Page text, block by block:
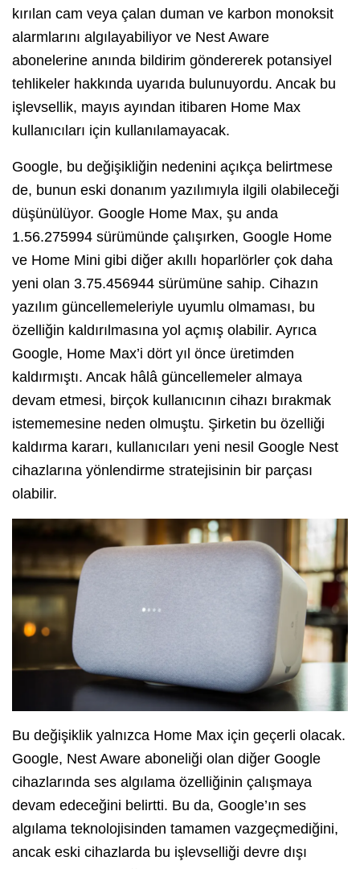
kırılan cam veya çalan duman ve karbon monoksit
alarmlarını algılayabiliyor ve Nest Aware
abonelerine anında bildirim göndererek potansiyel
tehlikeler hakkında uyarıda bulunuyordu. Ancak bu
işlevsellik, mayıs ayından itibaren Home Max
kullanıcıları için kullanılamayacak.
Google, bu değişikliğin nedenini açıkça belirtmese
de, bunun eski donanım yazılımıyla ilgili olabileceği
düşünülüyor. Google Home Max, şu anda
1.56.275994 sürümünde çalışırken, Google Home
ve Home Mini gibi diğer akıllı hoparlörler çok daha
yeni olan 3.75.456944 sürümüne sahip. Cihazın
yazılım güncellemeleriyle uyumlu olmaması, bu
özelliğin kaldırılmasına yol açmış olabilir. Ayrıca
Google, Home Max’i dört yıl önce üretimden
kaldırmıştı. Ancak hâlâ güncellemeler almaya
devam etmesi, birçok kullanıcının cihazı bırakmak
istememesine neden olmuştu. Şirketin bu özelliği
kaldırma kararı, kullanıcıları yeni nesil Google Nest
cihazlarına yönlendirme stratejisinin bir parçası
olabilir.
Bu değişiklik yalnızca Home Max için geçerli olacak.
Google, Nest Aware aboneliği olan diğer Google
cihazlarında ses algılama özelliğinin çalışmaya
devam edeceğini belirtti. Bu da, Google’ın ses
algılama teknolojisinden tamamen vazgeçmediğini,
ancak eski cihazlarda bu işlevselliği devre dışı